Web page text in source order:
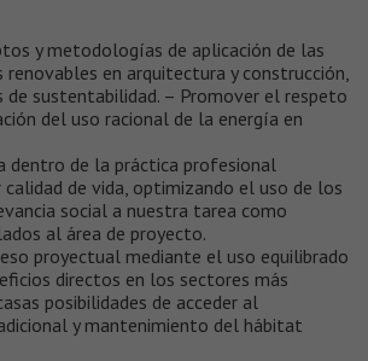
y metodologías de aplicación de las
renovables en arquitectura y construcción,
de sustentabilidad. – Promover el respeto
del uso racional de la energía en
dentro de la práctica profesional
calidad de vida, optimizando el uso de los
social a nuestra tarea como
al área de proyecto.
proyectual mediante el uso equilibrado
directos en los sectores más
posibilidades de acceder al
y mantenimiento del hábitat